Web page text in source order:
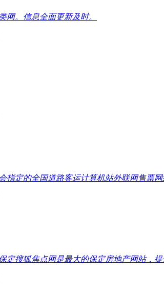
网。信息全面更新及时。
指定的全国道路客运计算机站外联网售票
定搜狐焦点网是最大的保定房地产网站，